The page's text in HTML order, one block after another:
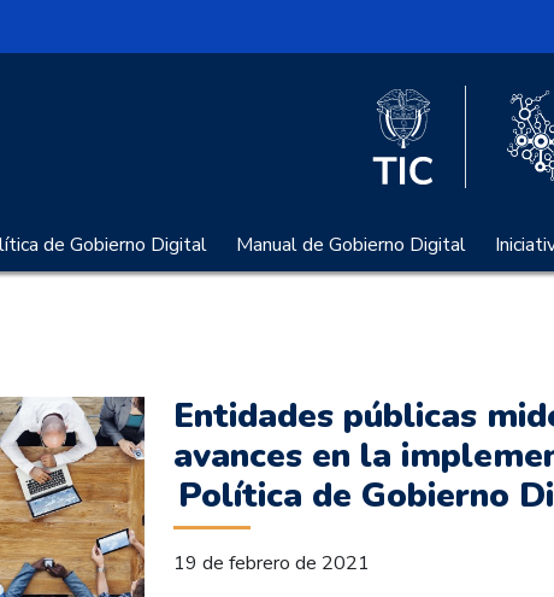
Colombia
Logo del
de Gobierno Digital Manual de Gobierno Digital
Entidades públicas
avances en la
Política de Gobierno
19 de febrero de 2021